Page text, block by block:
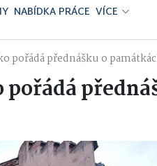
NABÍDKA PRÁCE VÍCE
pořádá přednášku o